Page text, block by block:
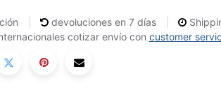
devoluciones en 7 días
cotizar envío con customer